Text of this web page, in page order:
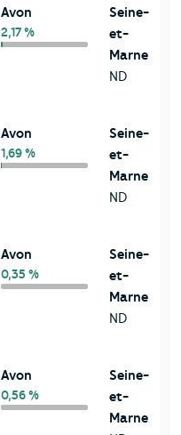
Avon
2,17 %
Seine-
et-
Marne
ND
Avon
1,69 %
Seine-
et-
Marne
ND
Avon
0,35 %
Seine-
et-
Marne
ND
Avon
0,56 %
Seine-
et-
Marne